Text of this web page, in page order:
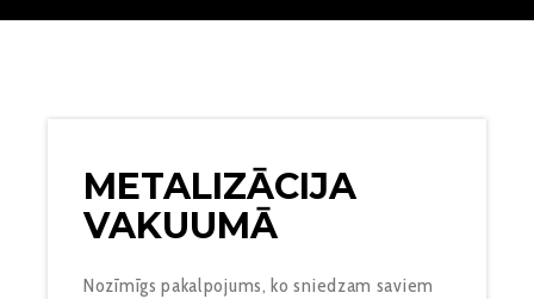
METALIZĀCIJA
VAKUUMĀ
Nozīmīgs pakalpojums, ko sniedzam saviem